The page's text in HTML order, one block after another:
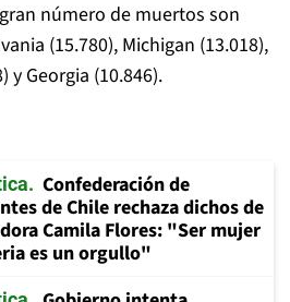
número de muertos son
(15.780), Michigan (13.018),
y Georgia (10.846).
Confederación de
de Chile rechaza dichos de
Camila Flores: "Ser mujer
es un orgullo"